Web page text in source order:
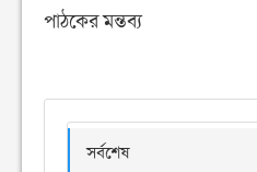
পাঠকের মন্তব্য
সর্বশেষ